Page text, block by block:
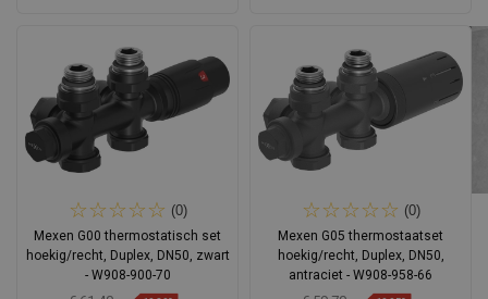
favorite_border Favoriet
Vergelijk favorite_border Favoriet
Vergelijk
(0)
Mexen G00 thermostatisch set
hoekig/recht, Duplex, DN50, zwart
- W908-900-70
(0)
Mexen G05 thermostaatset
hoekig/recht, Duplex, DN50,
antraciet - W908-958-66